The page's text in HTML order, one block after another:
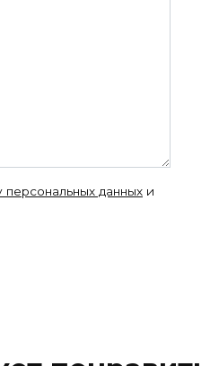
персональных данных и